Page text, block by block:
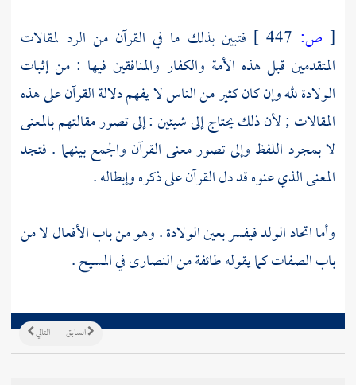
[ ص:
فتبين بذلك ما في القرآن من الرد لمقالات
المتقدمين قبل هذه الأمة والكفار والمنافقين فيها : من إثبات
الولادة لله وإن كان كثير من الناس لا يفهم دلالة القرآن على هذه
المقالات ; لأن ذلك يحتاج إلى شيئين : إلى تصور مقالتهم بالمعنى
لا بمجرد اللفظ وإلى تصور معنى القرآن والجمع بينهما . فتجد
المعنى الذي عنوه قد دل القرآن على ذكره وإبطاله .
وأما اتحاد الولد فيفسر بعين الولادة . وهو من باب الأفعال لا من
باب الصفات كما يقوله طائفة منالنصارىفيالمسيح.
التالي السابق